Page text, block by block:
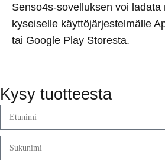
Senso4s-sovelluksen voi ladata
kyseiselle käyttöjärjestelmälle
tai Google Play Storesta.
Kysy tuotteesta